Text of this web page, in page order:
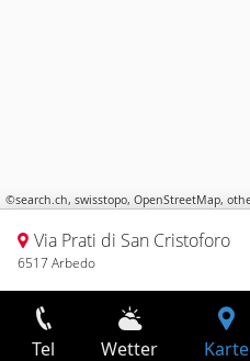
©search.ch, swisstopo, OpenStreetMap,
Via Prati di San Cristoforo
6517 Arbedo
Tel Wetter Karte